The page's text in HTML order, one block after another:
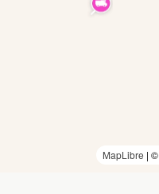
MapLibre | ©